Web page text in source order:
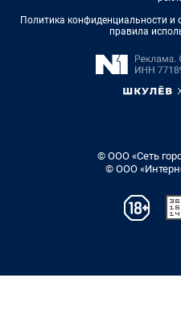
Политика конфиденциальности и
правила
© ООО «Сеть
© ООО